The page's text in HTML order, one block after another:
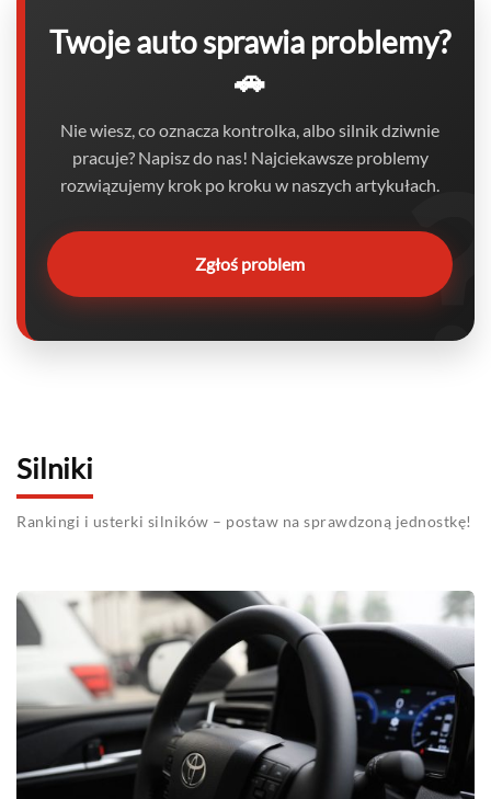
Twoje auto sprawia problemy?
🚗
Nie wiesz, co oznacza kontrolka, albo silnik dziwnie
pracuje? Napisz do nas! Najciekawsze problemy
rozwiązujemy krok po kroku w naszych artykułach.
Zgłoś problem
Silniki
Rankingi i usterki silników – postaw na sprawdzoną jednostkę!